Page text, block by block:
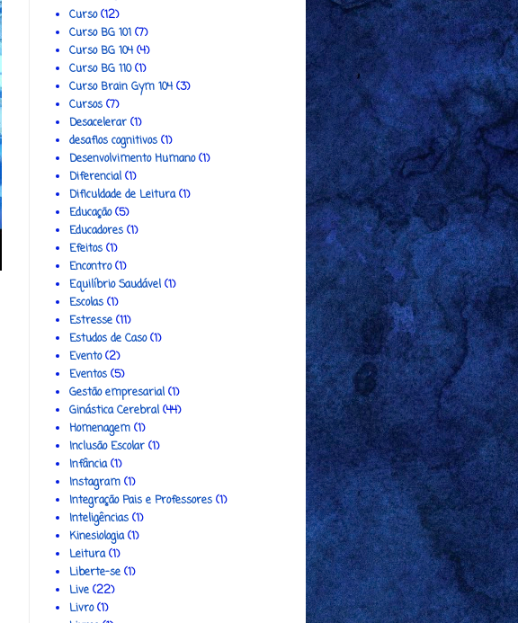
Curso (12)
Curso BG 101 (7)
Curso BG 104 (4)
Curso BG 110 (1)
Curso Brain Gym 104 (3)
Cursos (7)
Desacelerar (1)
desafios cognitivos (1)
Desenvolvimento Humano (1)
Diferencial (1)
Dificuldade de Leitura (1)
Educação (5)
Educadores (1)
Efeitos (1)
Encontro (1)
Equilíbrio Saudável (1)
Escolas (1)
Estresse (11)
Estudos de Caso (1)
Evento (2)
Eventos (5)
Gestão empresarial (1)
Ginástica Cerebral (44)
Homenagem (1)
Inclusão Escolar (1)
Infância (1)
Instagram (1)
Integração Pais e Professores (1)
Inteligências (1)
Kinesiologia (1)
Leitura (1)
Liberte-se (1)
Live (22)
Livro (1)